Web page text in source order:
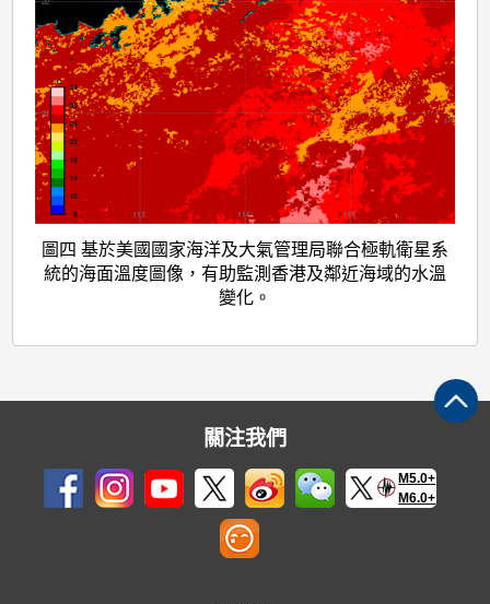
圖四 基於美國國家海洋及大氣管理局聯合極軌衛星系
統的海面溫度圖像，有助監測香港及鄰近海域的水溫
變化。
關注我們
M5.0+
M6.0+